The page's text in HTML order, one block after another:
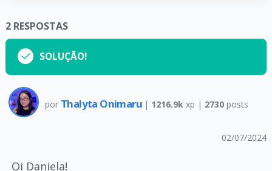
2 RESPOSTAS
SOLUÇÃO!
por Thalyta Onimaru | 1216.9k xp | 2730 posts
02/07/2024
Oi Daniela!